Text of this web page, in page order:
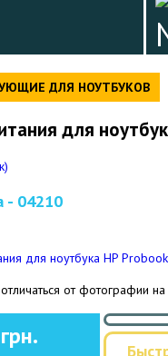
ДЛЯ НОУТБУКОВ
для
- 04210
от фотографии на